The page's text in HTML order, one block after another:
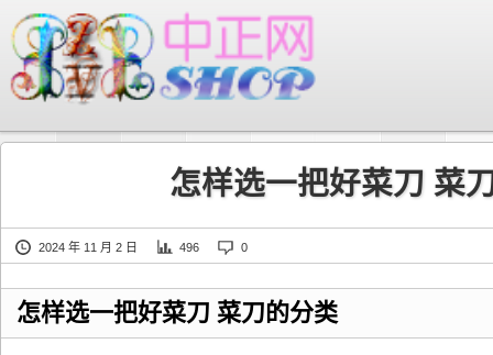
怎样选一把好菜刀 菜
2024 年 11 月 2 日 496 0
怎样选一把好菜刀 菜刀的分类